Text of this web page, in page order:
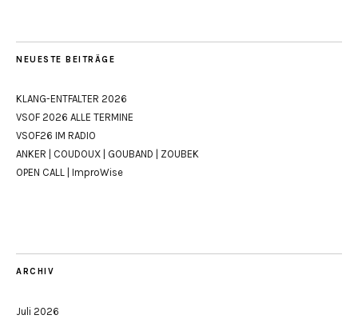
NEUESTE BEITRÄGE
KLANG-ENTFALTER 2026
VSOF 2026 ALLE TERMINE
VSOF26 IM RADIO
ANKER | COUDOUX | GOUBAND | ZOUBEK
OPEN CALL | ImproWise
ARCHIV
Juli 2026